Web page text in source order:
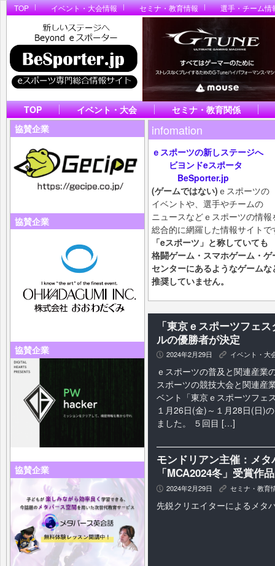
TOP イベント・大会情報 セミナ・教育情報 選手・チーム情
TOP イベント・大会
セミナ・教育関係
協賛企業
協賛企業
協賛企業
協賛企業
infomation
ｅスポーツの新しステージへ
ビヨンドeスポータ
BeSporter.jp
(ゲームではない) ｅスポーツの
イベントや、選手やチームの
ニュースなどｅスポーツの情報
総合的に網羅した情報サイトで
「eスポーツ」と称していても
格闘ゲーム・スマホゲーム・ゲ
センターにあるようなゲームな
推奨していません。
「東京ｅスポーツフェ
ルの優勝者が決定
P 2024年2月29日 K イベント・大
ｅスポーツの普及と関連産業
スポーツの競技大会と関連産
ベント「東京ｅスポーツフェ
１月26日(金)～１月28日(日)
ました。 ５回目 […]
モンドリアン主催：メ
「MCA2024冬」受賞作
P 2024年2月29日 K セミナ・教育
先鋭クリエイターによるメタ